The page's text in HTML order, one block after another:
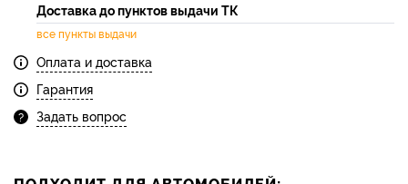
Доставка до пунктов выдачи ТК
все пункты выдачи
Оплата и доставка
Гарантия
Задать вопрос